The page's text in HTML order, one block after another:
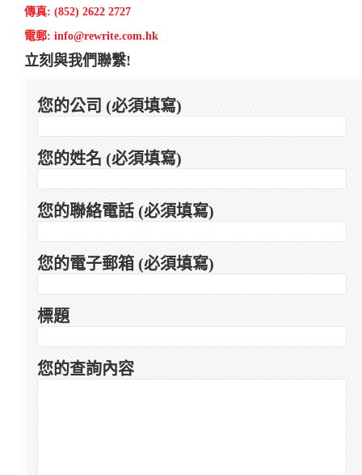
傳真: (852) 2622 2727
電郵: info@rewrite.com.hk
立刻與我們聯繫!
您的公司 (必須填寫)
您的姓名 (必須填寫)
您的聯絡電話 (必須填寫)
您的電子郵箱 (必須填寫)
標題
您的查詢內容